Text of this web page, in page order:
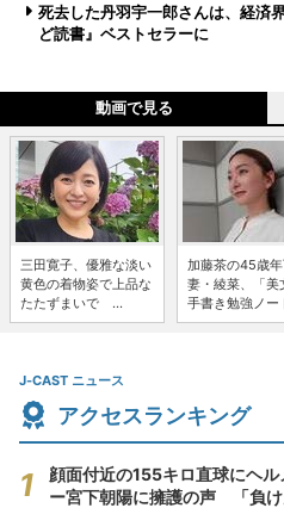
死去した丹羽宇一郎さんは、経
ど読書』ベストセラーに
動画で見る
三田寛子、優雅な淡い
黄色の着物姿で上品な
たたずまいで ...
加藤茶の45歳
妻・綾菜、「美
手書き勉強ノー
J-CAST ニュース
アクセスランキング
顔面付近の155キロ直球にヘ
ー宮下朝陽に擁護の声 「負